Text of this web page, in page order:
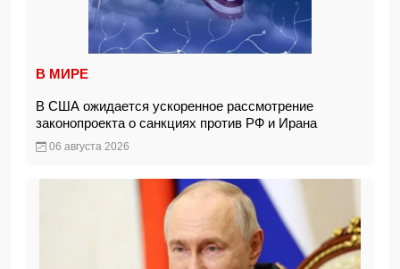
В МИРЕ
В США ожидается ускоренное рассмотрение
законопроекта о санкциях против РФ и Ирана
06 августа 2026